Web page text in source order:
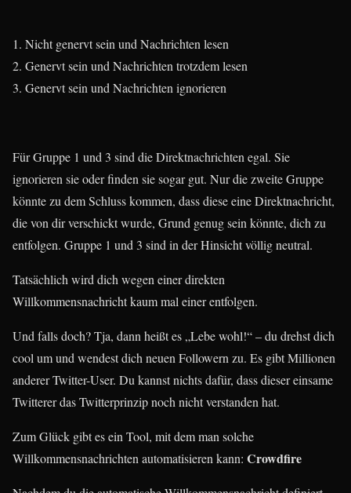
Nicht genervt sein und Nachrichten lesen
Genervt sein und Nachrichten trotzdem lesen
Genervt sein und Nachrichten ignorieren
Für Gruppe 1 und 3 sind die Direktnachrichten egal. Sie
ignorieren sie oder finden sie sogar gut. Nur die zweite Gruppe
könnte zu dem Schluss kommen, dass diese eine Direktnachricht,
die von dir verschickt wurde, Grund genug sein könnte, dich zu
entfolgen. Gruppe 1 und 3 sind in der Hinsicht völlig neutral.
Tatsächlich wird dich wegen einer direkten
Willkommensnachricht kaum mal einer entfolgen.
Und falls doch? Tja, dann heißt es „Lebe wohl!“ – du drehst dich
cool um und wendest dich neuen Followern zu. Es gibt Millionen
anderer Twitter-User. Du kannst nichts dafür, dass dieser einsame
Twitterer das Twitterprinzip noch nicht verstanden hat.
Zum Glück gibt es ein Tool, mit dem man solche
Willkommensnachrichten automatisieren kann: Crowdfire